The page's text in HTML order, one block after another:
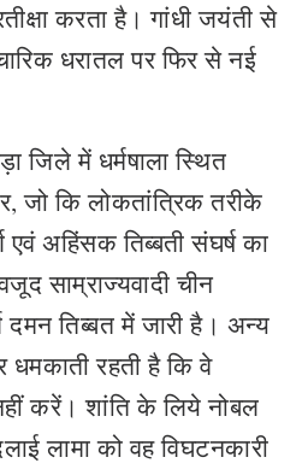
करता है। गांधी जयंती से
धरातल पर फिर से नई
जिले में धर्मषाला स्थित
जो कि लोकतांत्रिक तरीके
एवं अहिंसक तिब्बती संघर्ष का
साम्राज्यवादी चीन
तिब्बत में जारी है। अन्य
धमकाती रहती है कि वे
करें। शांति के लिये नोबल
लामा को वह विघटनकारी